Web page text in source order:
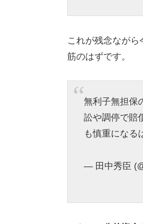
これが残念なが
筋のはずです。
無利子無担保
訟や調停で賠
も慎重になる
— 田中秀臣